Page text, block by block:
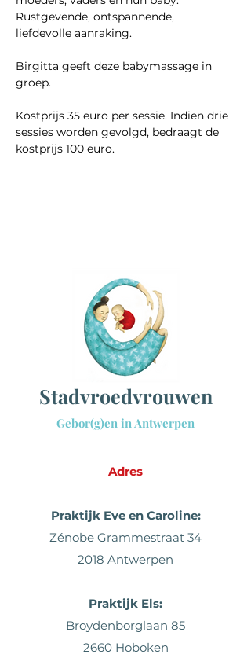
Rustgevende, ontspannende,
liefdevolle aanraking.
Birgitta geeft deze babymassage in
groep.
Kostprijs 35 euro per sessie. Indien drie
sessies worden gevolgd, bedraagt de
kostprijs 100 euro.
Stadvroedvrouwen
Gebor(g)en in Antwerpen
Adres
Praktijk Eve en Caroline:
Zénobe Grammestraat 34
2018 Antwerpen
Praktijk Els:
Broydenborglaan 85
2660 Hoboken